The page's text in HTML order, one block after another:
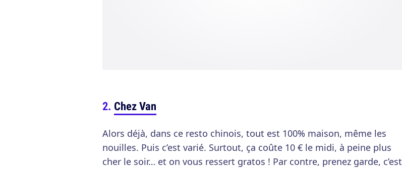
Chez Van
Alors déjà, dans ce resto chinois, tout est 100% maison, même les
nouilles. Puis c’est varié. Surtout, ça coûte 10 € le midi, à peine plus
cher le soir… et on vous ressert gratos ! Par contre, prenez garde, c’est